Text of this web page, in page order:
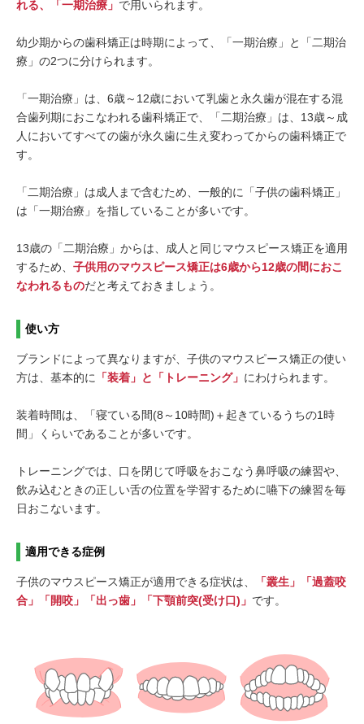
れる、「一期治療」 で用いられます。
幼少期からの歯科矯正は時期によって、「一期治療」と「二期治
療」の2つに分けられます。
「一期治療」は、6歳～12歳において乳歯と永久歯が混在する混
合歯列期におこなわれる歯科矯正で、「二期治療」は、13歳～成
人においてすべての歯が永久歯に生え変わってからの歯科矯正で
す。
「二期治療」は成人まで含むため、一般的に「子供の歯科矯正」
は「一期治療」を指していることが多いです。
13歳の「二期治療」からは、成人と同じマウスピース矯正を適用
するため、 子供用のマウスピース矯正は6歳から12歳の間におこ
なわれるものだと考えておきましょう。
使い方
ブランドによって異なりますが、子供のマウスピース矯正の使い
方は、基本的に
「装着」と「トレーニング」 にわけられます。
装着時間は、「寝ている間(8～10時間)＋起きているうちの1時
間」くらいであることが多いです。
トレーニングでは、口を閉じて呼吸をおこなう鼻呼吸の練習や、
飲み込むときの正しい舌の位置を学習するために嚥下の練習を毎
日おこないます。
適用できる症例
子供のマウスピース矯正が適用できる症状は、
「叢生」「過蓋咬
合」「開咬」「出っ歯」「下顎前突(受け口)」 です。